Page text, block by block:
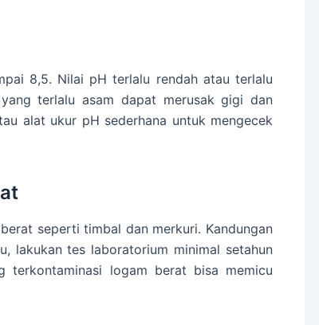
8,5. Nilai pH terlalu rendah atau terlalu
terlalu asam dapat merusak gigi dan
alat ukur pH sederhana untuk mengecek
seperti timbal dan merkuri. Kandungan
lakukan tes laboratorium minimal setahun
terkontaminasi logam berat bisa memicu